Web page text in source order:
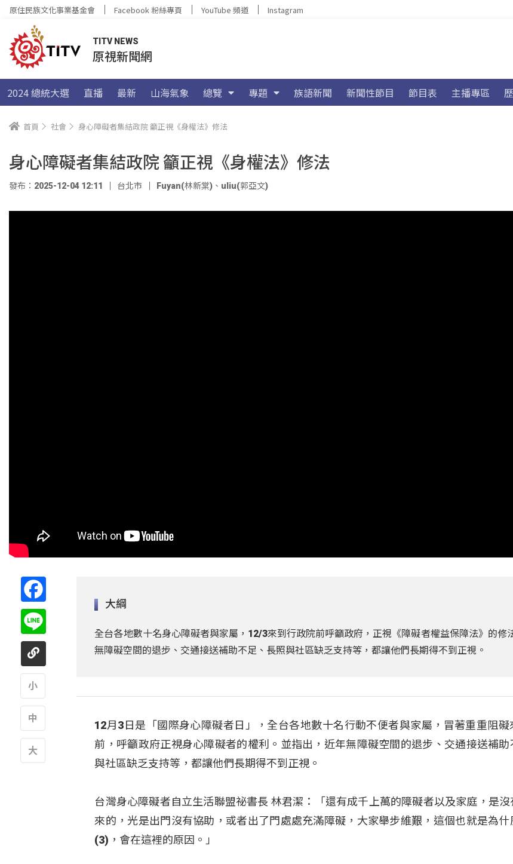
原住民族文化事業基金會 Facebook 粉絲專頁 YouTube 頻道 Instagram
TITV NEWS
原視新聞網
2024 總統大選 直播 最新 山海氣象 總覽 專題 族語新聞 新聞性節目 節目表 主播專區
首頁 社會 身心障礙者集結政院 籲正視《身權法》修法
身心障礙者集結政院 籲正視《身權法》修法
發布：2025-12-04 12:11 台北市 Fuyan(林新棠) 、 uliu(郭亞文)
大綱
全台各地數十名身心障礙者與家屬，12/3來到行政院前呼籲政府，正視《障礙者權益保障法》的修
無障礙空間的退步、交通接送補助不足、長照與社區缺乏支持等，都讓他們長期得不到正視。
12月3日是「國際身心障礙者日」，全台各地數十名行動不便者與家屬，冒著重重阻礙
前，呼籲政府正視身心障礙者的權利。並指出，近年無障礙空間的退步、交通接送補助
與社區缺乏支持等，都讓他們長期得不到正視。
台灣身心障礙者自立生活聯盟祕書長 林君潔：「還有成千上萬的障礙者以及家庭，是沒
來的，光是出門沒有協助，或者出了門處處充滿障礙，大家舉步維艱，這個也就是為什
(3)，會在這裡的原因。」